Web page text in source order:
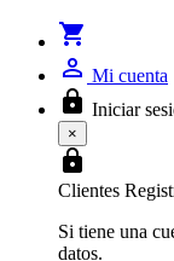
shopping_cart
person_outline Mi cuenta
lock Iniciar
×
lock
Clientes
Si tiene una
datos.